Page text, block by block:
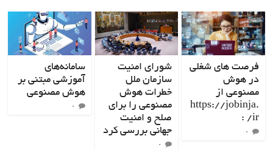
فرصت های ‌شغلی
در هوش
مصنوعی از
https://jobinja.
ir/ :
۰
شورای امنیت
سازمان ملل
خطرات هوش
مصنوعی را برای
صلح و امنیت
جهانی بررسی کرد
۰
سامانه‌های
آموزشی مبتنی بر
هوش مصنوعی
۰